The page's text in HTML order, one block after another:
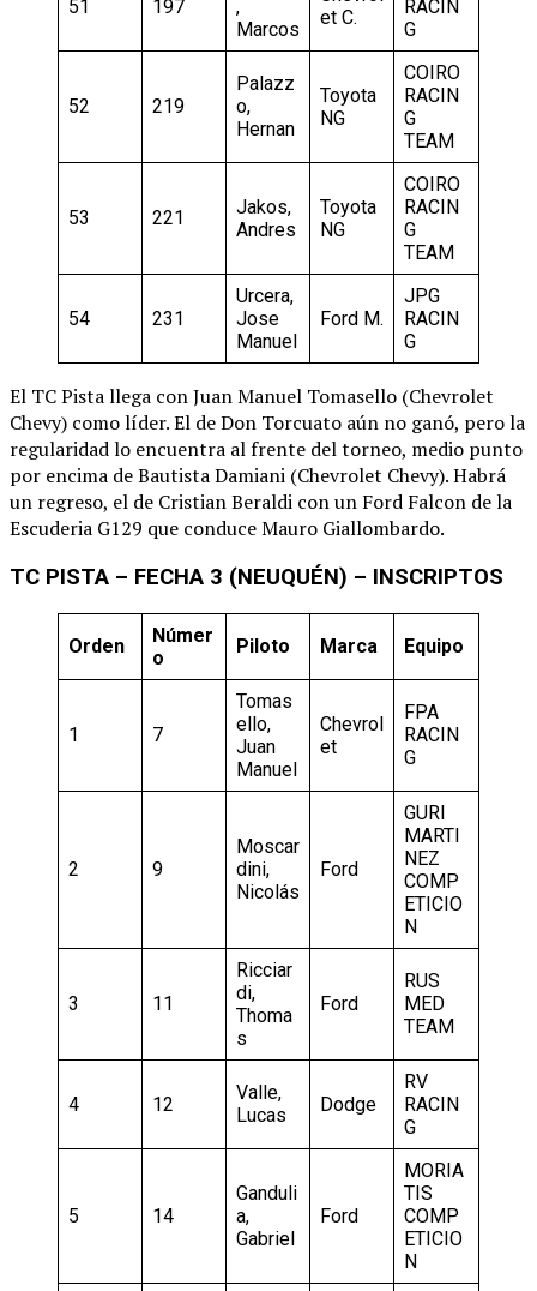
51 197
,
Marcos
et C.
RACIN
G
52 219
Palazz
o,
Hernan
Toyota
NG
COIRO
RACIN
G
TEAM
53 221
Jakos,
Andres
Toyota
NG
COIRO
RACIN
G
TEAM
54 231
Urcera,
Jose
Manuel
Ford M.
JPG
RACIN
G
El TC Pista llega con Juan Manuel Tomasello (Chevrolet
Chevy) como líder. El de Don Torcuato aún no ganó, pero la
regularidad lo encuentra al frente del torneo, medio punto
por encima de Bautista Damiani (Chevrolet Chevy). Habrá
un regreso, el de Cristian Beraldi con un Ford Falcon de la
Escuderia G129 que conduce Mauro Giallombardo.
TC PISTA – FECHA 3 (NEUQUÉN) – INSCRIPTOS
Orden
Númer
o
Piloto Marca Equipo
1 7
Tomas
ello,
Juan
Manuel
Chevrol
et
FPA
RACIN
G
2 9
Moscar
dini,
Nicolás
Ford
GURI
MARTI
NEZ
COMP
ETICIO
N
3 11
Ricciar
di,
Thoma
s
Ford
RUS
MED
TEAM
4 12
Valle,
Lucas
Dodge
RV
RACIN
G
5 14
Ganduli
a,
Gabriel
Ford
MORIA
TIS
COMP
ETICIO
N